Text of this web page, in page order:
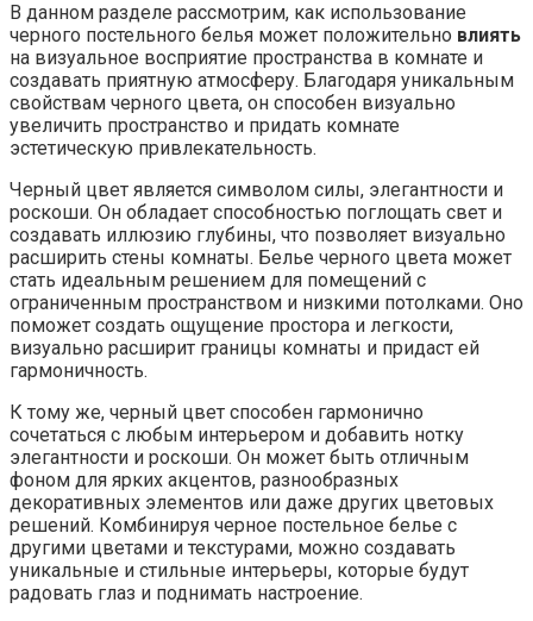
В данном разделе рассмотрим, как использование
черного постельного белья может положительно влиять
на визуальное восприятие пространства в комнате и
создавать приятную атмосферу. Благодаря уникальным
свойствам черного цвета, он способен визуально
увеличить пространство и придать комнате
эстетическую привлекательность.
Черный цвет является символом силы, элегантности и
роскоши. Он обладает способностью поглощать свет и
создавать иллюзию глубины, что позволяет визуально
расширить стены комнаты. Белье черного цвета может
стать идеальным решением для помещений с
ограниченным пространством и низкими потолками. Оно
поможет создать ощущение простора и легкости,
визуально расширит границы комнаты и придаст ей
гармоничность.
К тому же, черный цвет способен гармонично
сочетаться с любым интерьером и добавить нотку
элегантности и роскоши. Он может быть отличным
фоном для ярких акцентов, разнообразных
декоративных элементов или даже других цветовых
решений. Комбинируя черное постельное белье с
другими цветами и текстурами, можно создавать
уникальные и стильные интерьеры, которые будут
радовать глаз и поднимать настроение.